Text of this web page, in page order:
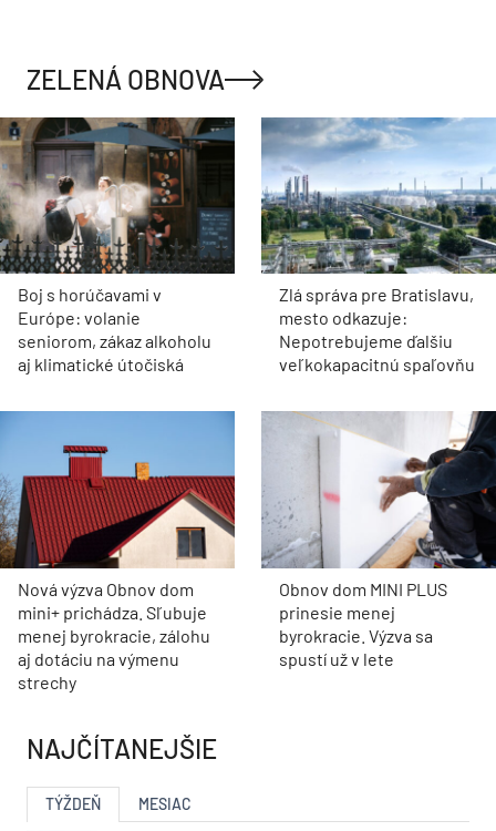
ZELENÁ OBNOVA
Boj s horúčavami v
Európe: volanie
seniorom, zákaz alkoholu
aj klimatické útočiská
Zlá správa pre Bratislavu,
mesto odkazuje:
Nepotrebujeme ďalšiu
veľkokapacitnú spaľovňu
Nová výzva Obnov dom
mini+ prichádza. Sľubuje
menej byrokracie, zálohu
aj dotáciu na výmenu
strechy
Obnov dom MINI PLUS
prinesie menej
byrokracie. Výzva sa
spustí už v lete
NAJČÍTANEJŠIE
TÝŽDEŇ MESIAC